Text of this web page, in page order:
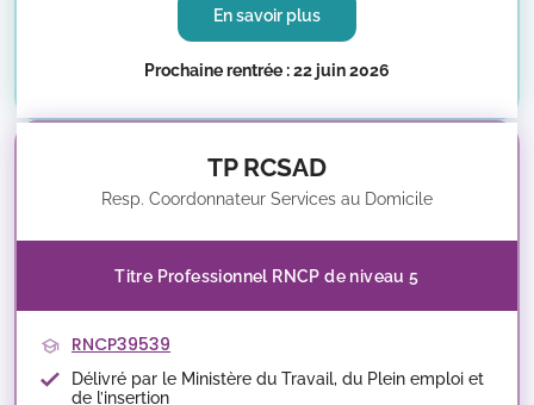
En savoir plus
Prochaine rentrée : 22 juin 2026
TP RCSAD
Resp. Coordonnateur Services au Domicile
Titre Professionnel RNCP de niveau 5
RNCP39539
Délivré par le Ministère du Travail, du Plein emploi et
de l’insertion